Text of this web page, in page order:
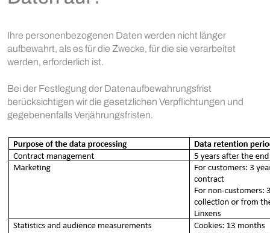
Ihre personenbezogenen Daten werden nicht länger
aufbewahrt, als es für die Zwecke, für die sie verarbeitet
werden, erforderlich ist.
Bei der Festlegung der Datenaufbewahrungsfrist
berücksichtigen wir die gesetzlichen Verpflichtungen und
gegebenenfalls Verjährungsfristen.